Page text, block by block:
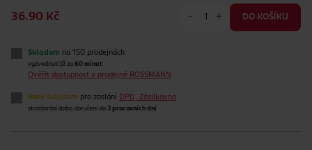
36.90 Kč - + DO KOŠÍKU
Skladem na 150 prodejnách
vyzvednutí již za 60 minut
Ověřit dostupnost v prodejně ROSSMANN
Není skladem pro zaslání DPD, Zásilkovna
standardní doba doručení do 3 pracovních dní